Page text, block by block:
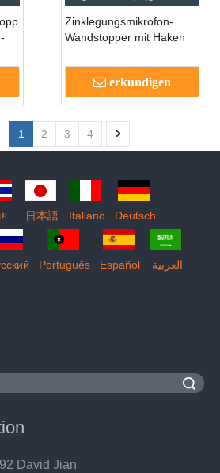
Zinklegungsmikrofon-
Wandstopper mit Haken
erkundigen
1 2 3 4
日本語 Italiano Deutsch
Português Español العربية
David Jian